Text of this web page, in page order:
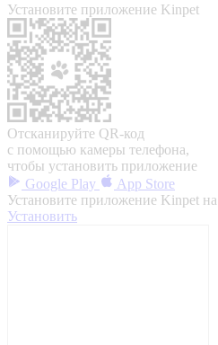
Установите приложение Kinpet
Отсканируйте QR-код
с помощью камеры телефона,
чтобы установить приложение
Google Play
App Store
Установите приложение Kinpet
Установить